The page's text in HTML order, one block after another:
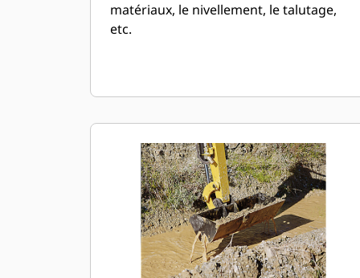
matériaux, le nivellement, le talutage,
etc.